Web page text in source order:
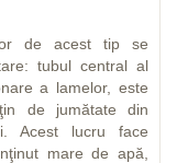
de acest tip se
tubul central al
a lamelor, este
de jumătate din
Acest lucru face
mare de apă,